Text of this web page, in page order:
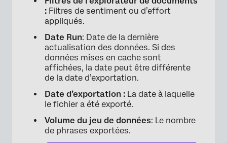
: Filtres de sentiment ou d’effort
appliqués.
Date Run: Date de la dernière
actualisation des données. Si des
données mises en cache sont
affichées, la date peut être différente
de la date d’exportation.
Date d’exportation : La date à laquelle
le fichier a été exporté.
Volume du jeu de données: Le nombre
de phrases exportées.